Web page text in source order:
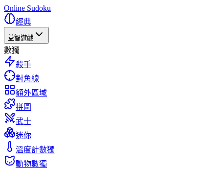
Online Sudoku
經典
益智遊戲
數獨
殺手
對角線
額外區域
拼圖
武士
迷你
溫度計數獨
動物數獨